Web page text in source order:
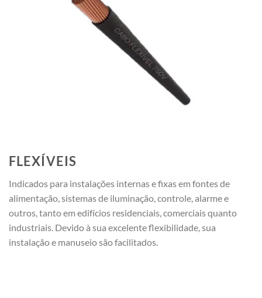
FLEXÍVEIS
Indicados para instalações internas e fixas em fontes de
alimentação, sistemas de iluminação, controle, alarme e
outros, tanto em edifícios residenciais, comerciais quanto
industriais. Devido à sua excelente flexibilidade, sua
instalação e manuseio são facilitados.